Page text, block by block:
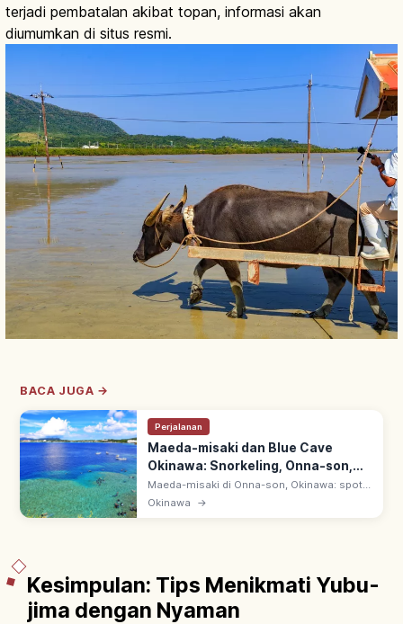
terjadi pembatalan akibat topan, informasi akan
diumumkan di situs resmi.
BACA JUGA →
Perjalanan
Maeda-misaki dan Blue Cave
Okinawa: Snorkeling, Onna-son,
Tips Berkunjung
Maeda-misaki di Onna-son, Okinawa: spot
snorkeling & diving terbaik. Ao no Dokutsu
Okinawa →
Kesimpulan: Tips Menikmati Yubu-
jima dengan Nyaman